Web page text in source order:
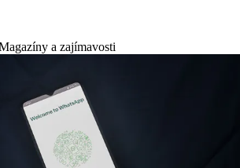
a zajímavosti